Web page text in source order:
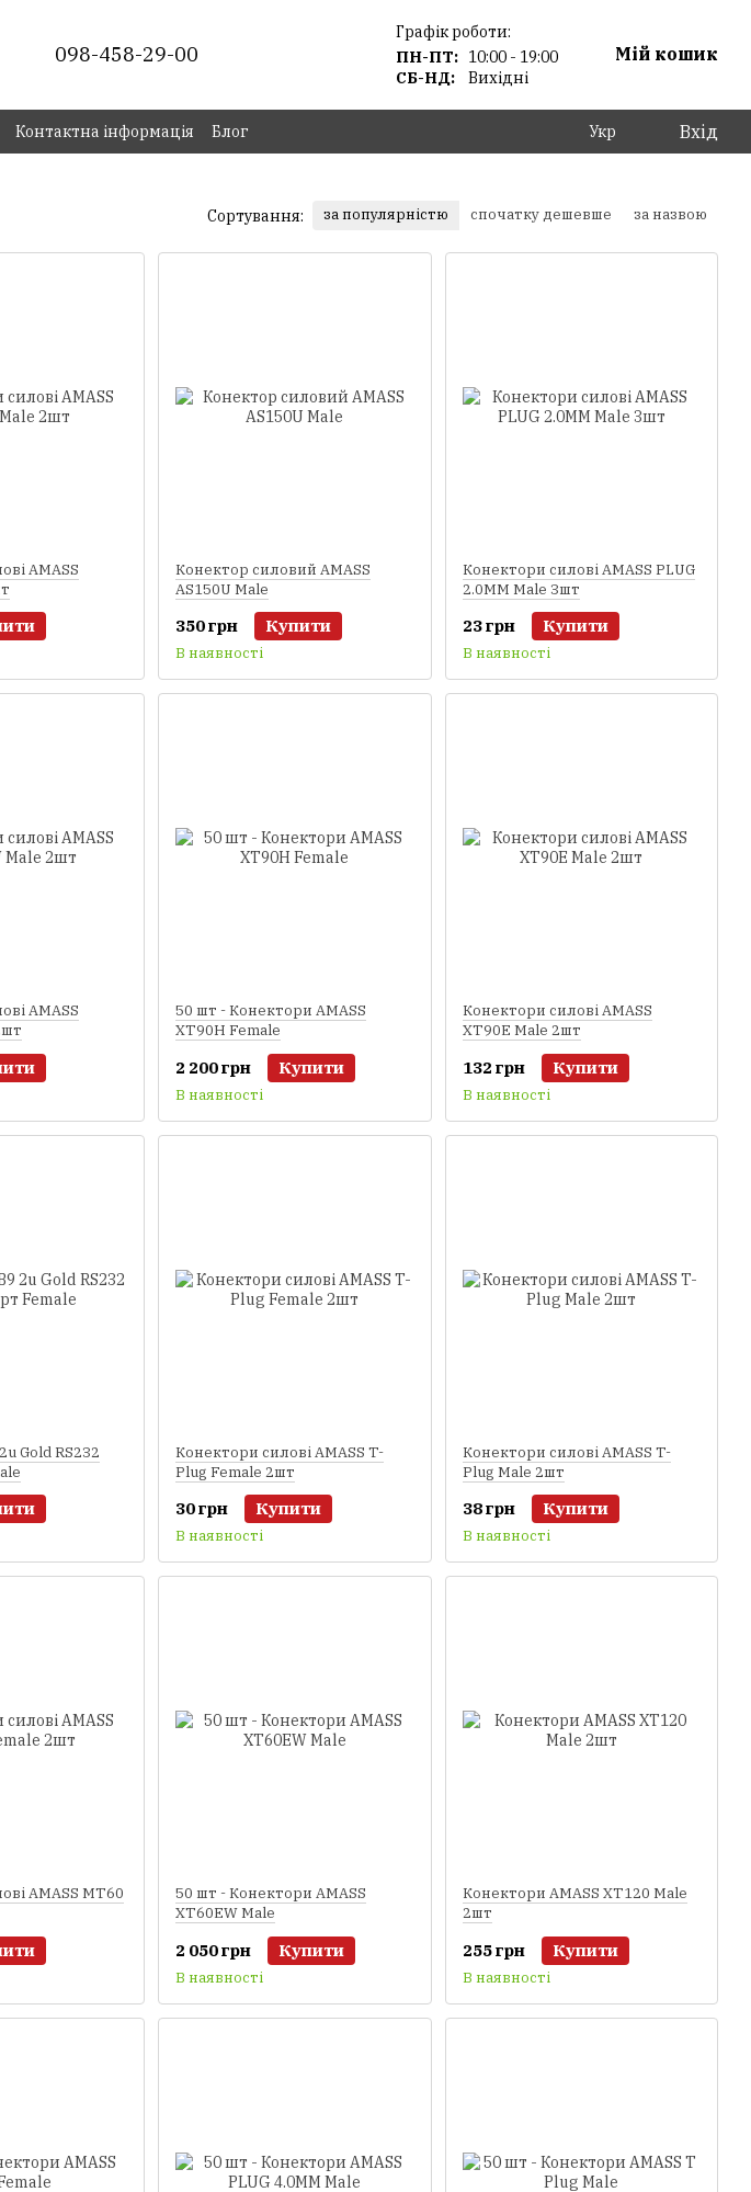
098-458-29-00
Графік роботи:
ПН-ПТ: 10:00 - 19:00
СБ-НД:
Вихідні
Мій кошик
Контактна інформація Блог Укр Вхід
Сортування: за популярністю спочатку дешевше за назвою
AMASS
Конектор силовий AMASS
AS150U Male
350 грн Купити
В наявності
Конектори силові AMASS PLUG
2.0MM Male 3шт
23 грн Купити
В наявності
AMASS
50 шт - Конектори AMASS
XT90H Female
2 200 грн Купити
В наявності
Конектори силові AMASS
XT90E Male 2шт
132 грн Купити
В наявності
Gold RS232
Конектори силові AMASS T-
Plug Female 2шт
30 грн Купити
В наявності
Конектори силові AMASS T-
Plug Male 2шт
38 грн Купити
В наявності
AMASS MT60
50 шт - Конектори AMASS
XT60EW Male
2 050 грн Купити
В наявності
Конектори AMASS XT120 Male
2шт
255 грн Купити
В наявності